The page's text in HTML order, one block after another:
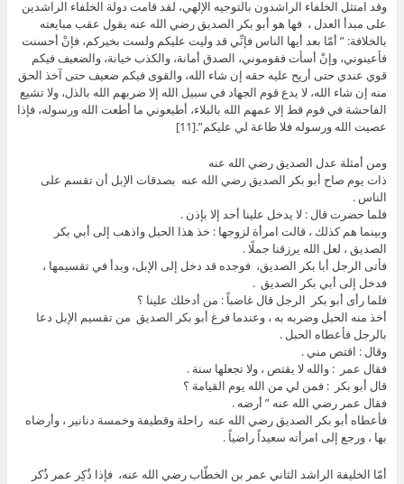
وقد امتثل الخلفاء الراشدون بالتوجيه الإلهي، لقد قامت دولة الخلفاء الراشدين
على مبدأ العدل ، فها هو أبو بكر الصديق رضي الله عنه يقول عقب مبايعته
بالخلافة: ” أمّا بعد أيها الناس فإنِّي قد وليت عليكم ولست بخيركم، فإنْ أحسنت
فأعينوني، وإنْ أسأت فقوموني، الصدق أمانة، والكذب خيانة، والضعيف فيكم
قوي عندي حتى أريح عليه حقه إن شاء الله، والقوى فيكم ضعيف حتى آخذ الحق
منه إن شاء الله، لا يدع قوم الجهاد في سبيل الله إلا ضربهم الله بالذل، ولا تشيع
الفاحشة في قوم قط إلا عمهم الله بالبلاء، أطيعوني ما أطعت الله ورسوله، فإذا
عصيت الله ورسوله فلا طاعة لي عليكم”.[11]
ومن أمثلة عدل الصديق رضي الله عنه
ذات يوم صاح أبو بكر الصديق رضي الله عنه بصدقات الإبل أن تقسم على
الناس .
فلما حضرت قال : لا يدخل علينا أحد إلا بإذن .
وبينما هم كذلك ، قالت امرأة لزوجها : خذ هذا الحبل واذهب إلى أبي بكر
الصديق ، لعل الله يرزقنا جملًا .
فأتى الرجل أبا بكر الصديق، فوجده قد دخل إلى الإبل، وبدأ في تقسيمها ،
فدخل إلى أبي بكر الصديق .
فلما رأى أبو بكر الرجل قال غاضباً : من أدخلك علينا ؟
أخذ منه الحبل وضربه به ، وعندما فرغ أبو بكر الصديق من تقسيم الإبل دعا
بالرجل فأعطاه الحبل .
وقال : اقتص مني .
فقال عمر : والله لا يقتص ، ولا تجعلها سنة .
قال أبو بكر : فمن لي من الله يوم القيامة ؟
فقال عمر رضي الله عنه ” أرضه .
فأعطاه أبو بكر الصديق رضي الله عنه راحلة وقطيفة وخمسة دنانير ، وأرضاه
بها ، ورجع إلى امرأته سعيداً راضياً .
أمّا الخليفة الراشد الثاني عمر بن الخطّاب رضي الله عنه، فإذا ذُكِر عمر ذُكر